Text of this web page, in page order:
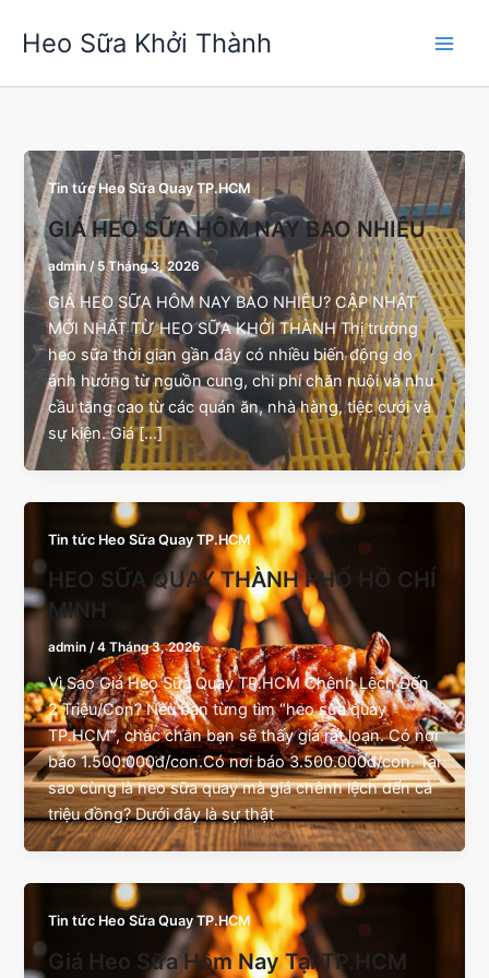
dung
Heo Sữa Khởi Thành
Tin tức Heo Sữa Quay TP.HCM
GIÁ HEO SỮA HÔM NAY BAO NHIÊU
admin/5 Tháng 3, 2026
GIÁ HEO SỮA HÔM NAY BAO NHIÊU? CẬP NHẬT
MỚI NHẤT TỪ HEO SỮA KHỞI THÀNH Thị trường
heo sữa thời gian gần đây có nhiều biến động do
ảnh hưởng từ nguồn cung, chi phí chăn nuôi và nhu
cầu tăng cao từ các quán ăn, nhà hàng, tiệc cưới và
sự kiện. Giá […]
Tin tức Heo Sữa Quay TP.HCM
HEO SỮA QUAY THÀNH PHỐ HỒ CHÍ
MINH
admin/4 Tháng 3, 2026
Vì Sao Giá Heo Sữa Quay TP.HCM Chênh Lệch Đến
2 Triệu/Con? Nếu bạn từng tìm “heo sữa quay
TP.HCM”, chắc chắn bạn sẽ thấy giá rất loạn. Có nơi
báo 1.500.000đ/con.Có nơi báo 3.500.000đ/con. Tại
sao cùng là heo sữa quay mà giá chênh lệch đến cả
triệu đồng? Dưới đây là sự thật
Tin tức Heo Sữa Quay TP.HCM
Giá Heo Sữa Hôm Nay Tại TP.HCM